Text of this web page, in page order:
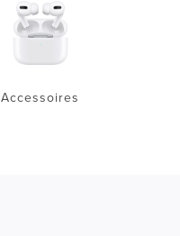
Accessoires